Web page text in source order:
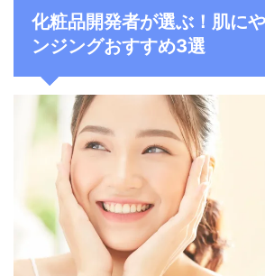
化粧品開発者が選ぶ！肌に
ンジングおすすめ3選